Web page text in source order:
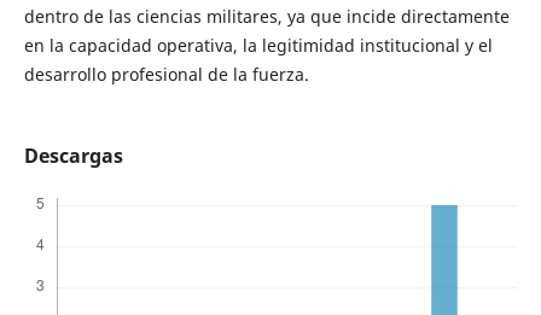
dentro de las ciencias militares, ya que incide directamente
en la capacidad operativa, la legitimidad institucional y el
desarrollo profesional de la fuerza.
Descargas